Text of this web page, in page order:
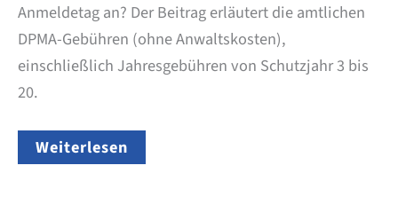
Anmeldetag an? Der Beitrag erläutert die amtlichen
DPMA-Gebühren (ohne Anwaltskosten),
einschließlich Jahresgebühren von Schutzjahr 3 bis
20.
Kosten
einer
Weiterlesen